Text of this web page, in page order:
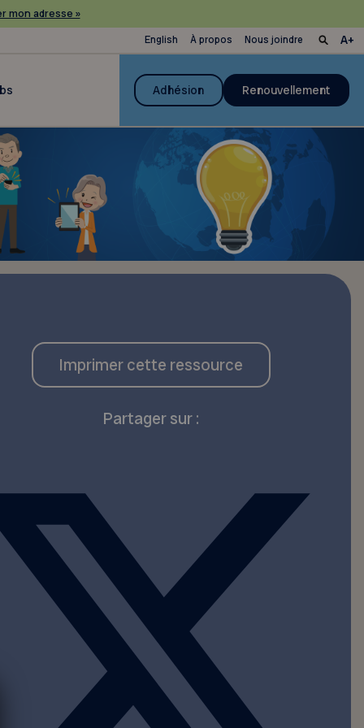
mon adresse »
English À propos Nous joindre
Adhésion Renouvellement
Imprimer cette ressource
Partager sur :